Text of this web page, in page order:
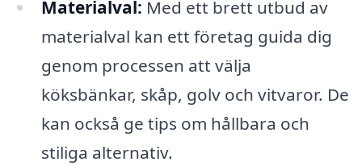
Materialval: Med ett brett utbud av
materialval kan ett företag guida dig
genom processen att välja
köksbänkar, skåp, golv och vitvaror. De
kan också ge tips om hållbara och
stiliga alternativ.